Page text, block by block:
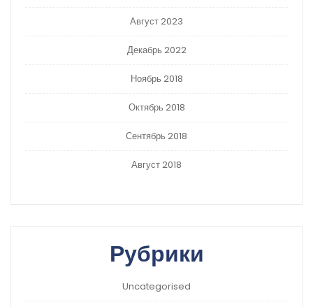
Август 2023
Декабрь 2022
Ноябрь 2018
Октябрь 2018
Сентябрь 2018
Август 2018
Рубрики
Uncategorised